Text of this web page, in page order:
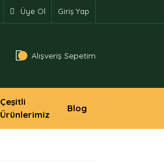
Üye Ol Giriş Yap
Alışveriş Sepetim
Çeşitli
Ürünlerimiz
Blog